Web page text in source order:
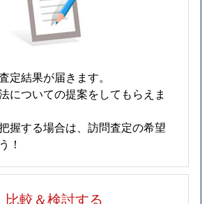
定結果が届きます。
についての提案をしてもらえま
握する場合は、訪問査定の希望
！
比較＆検討する